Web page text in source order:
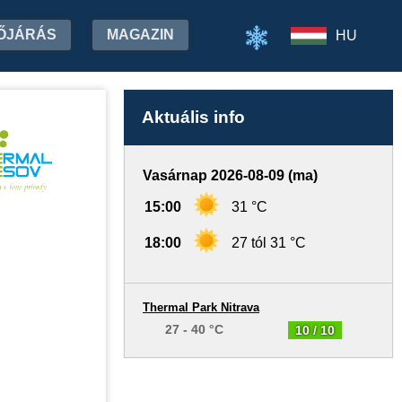
MAGAZIN HU
Aktuális info
Vasárnap 2026-08-09 (ma)
15:00 31 °C
18:00 27 tól 31 °C
10 / 10
Thermal Park Nitrava
27 - 40 °C